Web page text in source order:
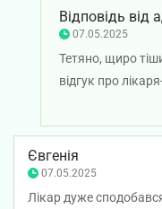
настрій. Жалкую, що
висловити подяку за
компетентність
приємно приходити.)
Відповідь від
07.05.2025
Тетяно, щиро
відгук про
Коваленко.
візитом, якістю
команди.
Євгенія
07.05.2025
Лікар дуже